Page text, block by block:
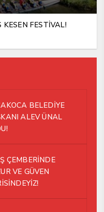
KESEN FESTİVAL!
BELEDİYE
ALEV ÜNAL
ÇEMBERİNDE
VE GÜVEN